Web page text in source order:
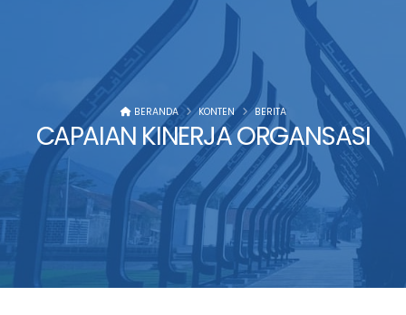
CAPAIAN KINERJA ORGANSASI
BERANDA KONTEN BERITA